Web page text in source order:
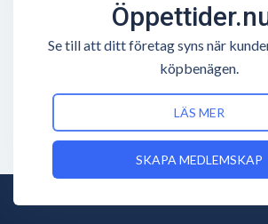
Se till att ditt företag syns när
köpbenägen.
LÄS MER
SKAPA MEDLEMSKAP